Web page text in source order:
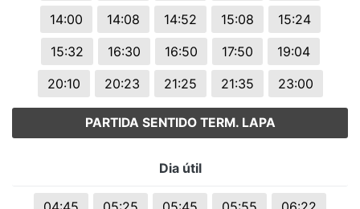
14:00 14:08 14:52 15:08
15:24
15:32
16:30 16:50 17:50
19:04
20:10
20:23 21:25 21:35 23:00
PARTIDA SENTIDO TERM. LAPA
Dia útil